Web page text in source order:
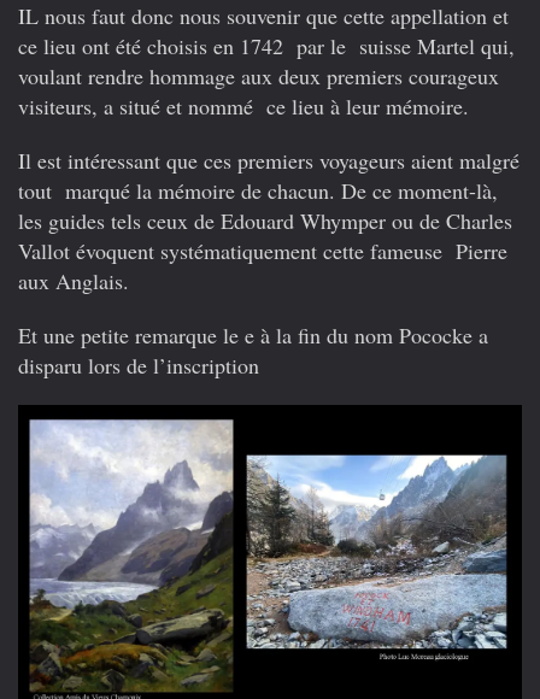
IL nous faut donc nous souvenir que cette appellation et
ce lieu ont été choisis en 1742 par le suisse Martel qui,
voulant rendre hommage aux deux premiers courageux
visiteurs, a situé et nommé ce lieu à leur mémoire.
Il est intéressant que ces premiers voyageurs aient malgré
tout marqué la mémoire de chacun. De ce moment-là,
les guides tels ceux de Edouard Whymper ou de Charles
Vallot évoquent systématiquement cette fameuse Pierre
aux Anglais.
Et une petite remarque le e à la fin du nom Pococke a
disparu lors de l’inscription